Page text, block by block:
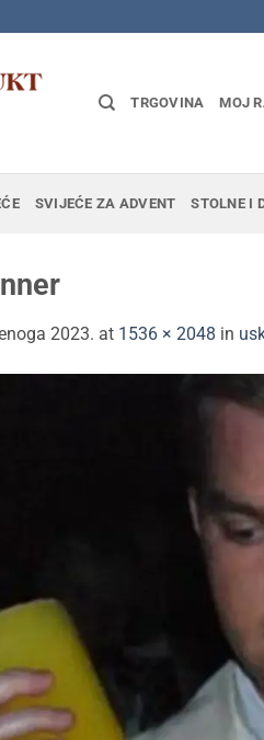
TRGOVINA MOJ
SVIJEĆE ZA ADVENT STOLNE I
2023. at 1536 × 2048 in